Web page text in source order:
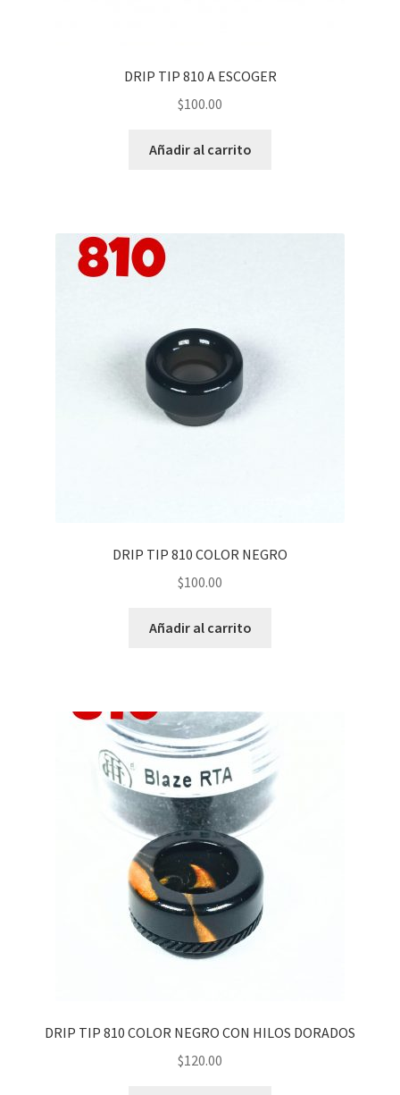
DRIP TIP 810 A ESCOGER
$100.00
Añadir al carrito
DRIP TIP 810 COLOR NEGRO
$100.00
Añadir al carrito
DRIP TIP 810 COLOR NEGRO CON HILOS DORADOS
$120.00